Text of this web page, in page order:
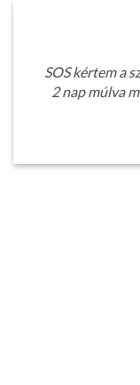
SOS kértem a
2 nap múlva